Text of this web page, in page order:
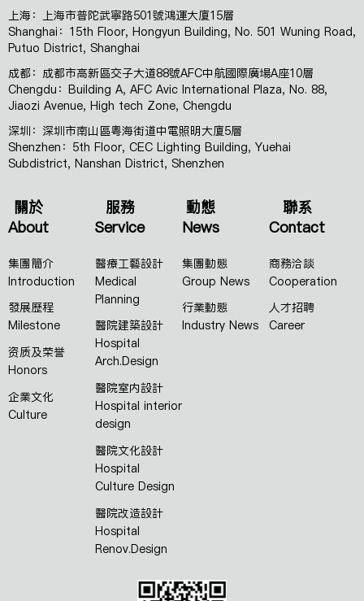
上海：上海市普陀武寧路501號鴻運大廈15層
Shanghai：15th Floor, Hongyun Building, No. 501 Wuning Road,
Putuo District, Shanghai
成都：成都市高新區交子大道88號AFC中航國際廣場A座10層
Chengdu：Building A, AFC Avic International Plaza, No. 88,
Jiaozi Avenue, High tech Zone, Chengdu
深圳：深圳市南山區粵海街道中電照明大廈5層
Shenzhen：5th Floor, CEC Lighting Building, Yuehai
Subdistrict, Nanshan District, Shenzhen
關於
About
集團簡介
Introduction
發展歷程
Milestone
资质及荣誉
Honors
企業文化
Culture
服務
Service
醫療工藝設計
Medical
Planning
醫院建築設計
Hospital
Arch.Design
醫院室内設計
Hospital interior
design
醫院文化設計
Hospital
Culture Design
醫院改造設計
Hospital
Renov.Design
動態
News
集團動態
Group News
行業動態
Industry News
聯系
Contact
商務洽談
Cooperation
人才招聘
Career